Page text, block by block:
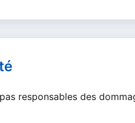
responsables des